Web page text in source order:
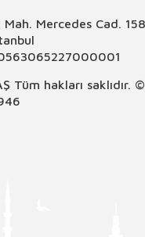
Mercedes Cad.
Tüm hakları saklıdır.